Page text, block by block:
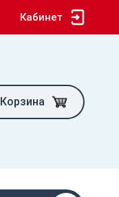
Кабинет
Корзина